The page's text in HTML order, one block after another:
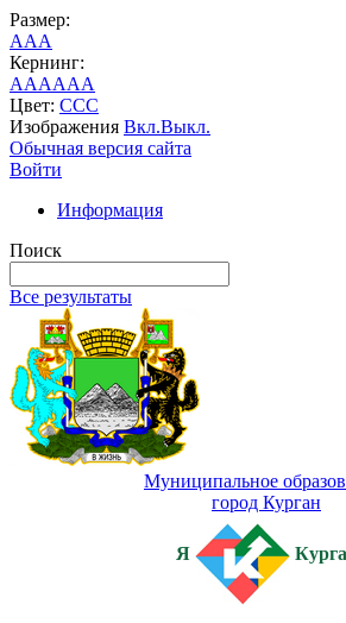
Размер:
AAA
Кернинг:
AAAAAA
Цвет: CCC
Изображения Вкл.Выкл.
Обычная версия сайта
Войти
Информация
Поиск
Все результаты
Муниципальное
город Курган
Я